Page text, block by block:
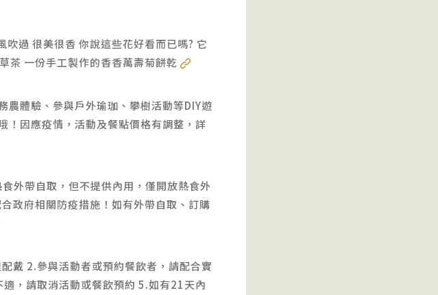
過 很美很香 你說這些花好看而已嗎? 它
茶 一份手工製作的香香萬壽菊餅乾
農體驗、參與戶外瑜珈、攀樹活動等DIY遊
！因應疫情，活動及餐點價格有調整，詳
外帶自取，但不提供內用，僅開放熱食外
政府相關防疫措施！如有外帶自取、訂購
戴 2.參與活動者或預約餐飲者，請配合實
，請取消活動或餐飲預約 5.如有21天內